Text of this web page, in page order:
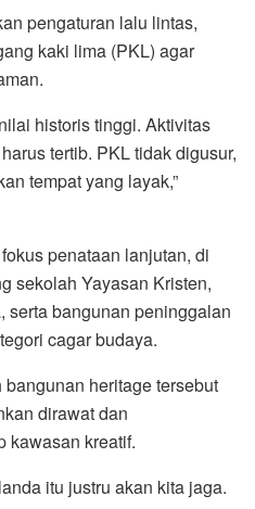
pengaturan lalu lintas,
kaki lima (PKL) agar
historis tinggi. Aktivitas
tertib. PKL tidak digusur,
tempat yang layak,”
penataan lanjutan, di
sekolah Yayasan Kristen,
serta bangunan peninggalan
cagar budaya.
heritage tersebut
dirawat dan
kawasan kreatif.
itu justru akan kita jaga.